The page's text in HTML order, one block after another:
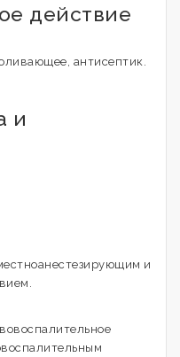
действие
антисептик.
и
и